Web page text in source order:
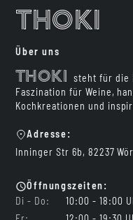
Thoki
Über uns
Thoki
steht für die
Faszination für Weine,
Kochkreationen und
Adresse:
Inninger Str 6b, 82237
Öffnungszeiten:
Di - Do:
10:00 - 18:00